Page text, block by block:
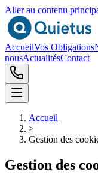
Aller au contenu
AccueilVos Obligations
nousActualitésContact
Accueil
>
Gestion des
Gestion des